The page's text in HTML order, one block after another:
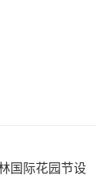
国际花园节设